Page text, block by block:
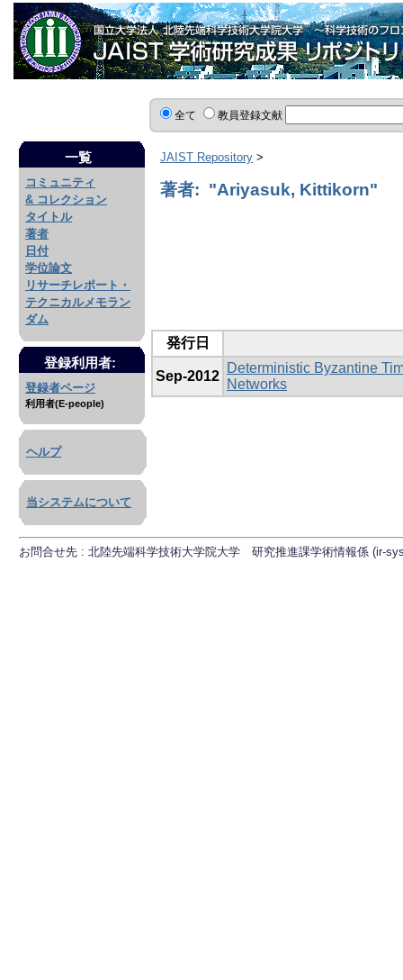
全て 教員登録文献
一覧
コミュニティ
& コレクション
タイトル
著者
日付
学位論文
リサーチレポート・
テクニカルメモラン
ダム
登録利用者:
登録者ページ
利用者(E-people)
ヘルプ
当システムについて
JAIST Repository >
著者: "Ariyasuk, Kittikorn"
発行日
Sep-2012
Deterministic Byzantine
Networks
お問合せ先 : 北陸先端科学技術大学院大学 研究推進課学術情報係 (ir-